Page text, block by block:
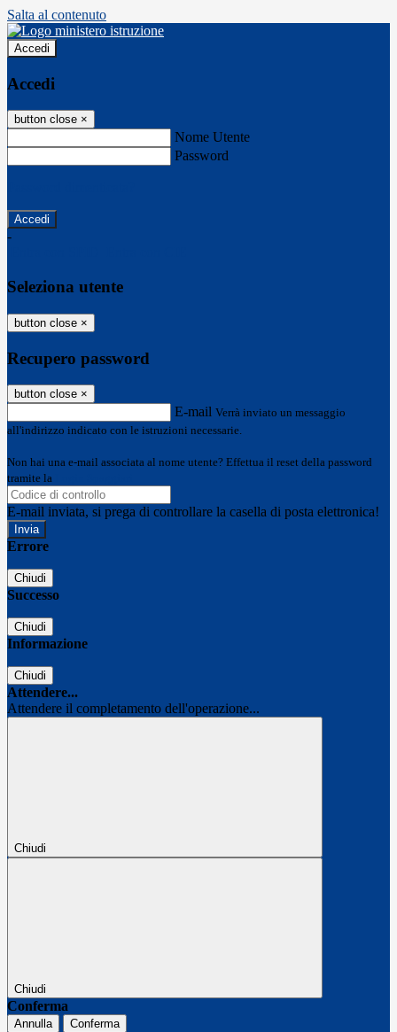
Salta al contenuto
Accedi
Accedi
button close ×
Nome Utente
Password
-
Seleziona utente
button close ×
Recupero password
button close ×
E-mail Verrà inviato un messaggio
all'indirizzo indicato con le istruzioni necessarie.
Non hai una e-mail associata al nome utente? Effettua il reset della password
tramite la
E-mail inviata, si prega di controllare la casella di posta elettronica!
Errore
Chiudi
Successo
Chiudi
Informazione
Chiudi
Attendere...
Attendere il completamento dell'operazione...
Chiudi
Chiudi
Conferma
Annulla Conferma